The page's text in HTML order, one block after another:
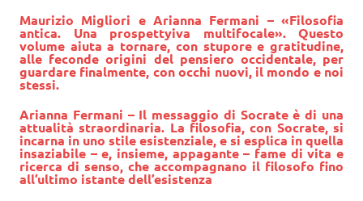
Maurizio Migliori e Arianna Fermani – «Filosofia
antica. Una prospettyiva multifocale». Questo
volume aiuta a tornare, con stupore e gratitudine,
alle feconde origini del pensiero occidentale, per
guardare finalmente, con occhi nuovi, il mondo e noi
stessi.
Arianna Fermani – Il messaggio di Socrate è di una
attualità straordinaria. La filosofia, con Socrate, si
incarna in uno stile esistenziale, e si esplica in quella
insaziabile – e, insieme, appagante – fame di vita e
ricerca di senso, che accompagnano il filosofo fino
all’ultimo istante dell’esistenza